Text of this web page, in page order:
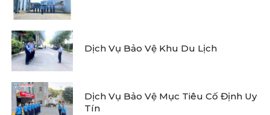
Dịch Vụ Bảo Vệ Khu Du Lịch
Dịch Vụ Bảo Vệ Mục Tiêu Cố Định Uy
Tín